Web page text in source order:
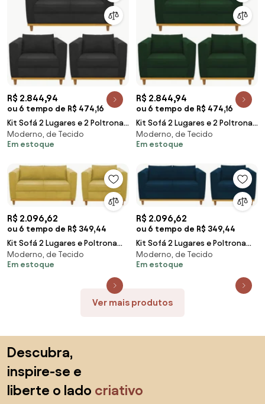
R$ 2.844,94
ou 6 tempo de R$ 474,16
Kit Sofá 2 Lugares e 2 Poltronas
Europa Suede Preto ADJ Decor
Moderno, de Tecido
Em estoque
R$ 2.844,94
ou 6 tempo de R$ 474,16
Kit Sofá 2 Lugares e 2 Poltronas
Europa Suede Verde ADJ Decor
Moderno, de Tecido
Em estoque
R$ 2.096,62
ou 6 tempo de R$ 349,44
Kit Sofá 2 Lugares e Poltrona
Europa Suede Amarelo ADJ
Decor
Moderno, de Tecido
Em estoque
R$ 2.096,62
ou 6 tempo de R$ 349,44
Kit Sofá 2 Lugares e Poltrona
Europa Suede Azul Marinho ADJ
Decor
Moderno, de Tecido
Em estoque
Ver mais produtos
Descubra,
inspire-se e
liberte o lado criativo